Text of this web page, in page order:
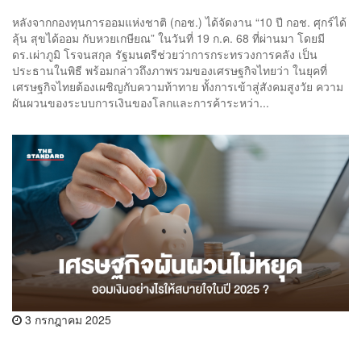
หลังจากกองทุนการออมแห่งชาติ (กอช.) ได้จัดงาน “10 ปี กอช. ศุกร์ได้
ลุ้น สุขได้ออม กับหวยเกษียณ” ในวันที่ 19 ก.ค. 68 ที่ผ่านมา โดยมี
ดร.เผ่าภูมิ โรจนสกุล รัฐมนตรีช่วยว่าการกระทรวงการคลัง เป็น
ประธานในพิธี พร้อมกล่าวถึงภาพรวมของเศรษฐกิจไทยว่า ในยุคที่
เศรษฐกิจไทยต้องเผชิญกับความท้าทาย ทั้งการเข้าสู่สังคมสูงวัย ความ
ผันผวนของระบบการเงินของโลกและการค้าระหว่า...
3 กรกฎาคม 2025